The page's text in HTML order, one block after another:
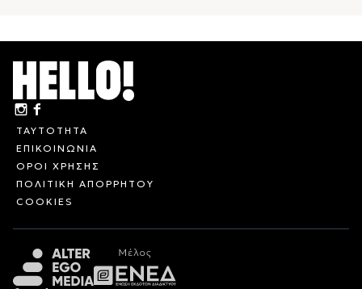
ΤΑΥΤΟΤΗΤΑ
ΕΠΙΚΟΙΝΩΝΙΑ
ΟΡΟΙ ΧΡΗΣΗΣ
ΠΟΛΙΤΙΚΗ ΑΠΟΡΡΗΤΟΥ
COOKIES